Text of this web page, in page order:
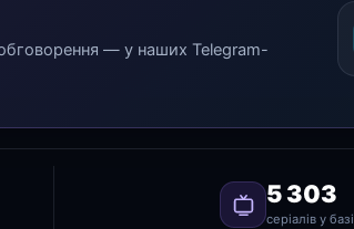
— у наших Telegram-
5 303
серіалів у базі